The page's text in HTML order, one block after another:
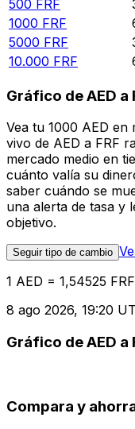
500 FRF
1000 FRF
5000 FRF
10.000 FRF
Gráfico de AED a
Vea tu 1000 AED
vivo de AED a FRF
mercado medio en
cuánto valía su
saber cuándo se
una alerta de tasa y
objetivo.
Seguir tipo de cambio
1 AED = 1,54525 FRF
8 ago 2026, 19:20
Gráfico de AED a
Compara y